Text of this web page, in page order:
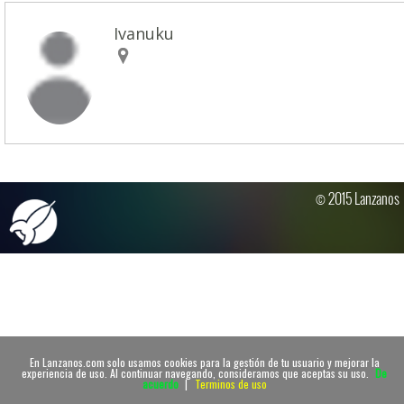
En Lanzanos.com solo usamos cookies para la gestión de tu usuario y mejorar la
experiencia de uso. Al continuar navegando, consideramos que aceptas su uso. De
acuerdo | Terminos de uso
Ivanuku
© 2015 Lanzanos